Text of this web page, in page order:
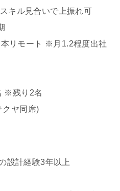
キル見合いで上振れ可
本リモート ※月1.2程度出社
※残り2名
クヤ同席)
設計経験3年以上